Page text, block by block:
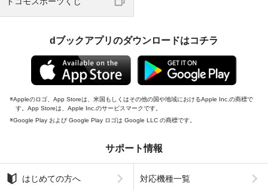
dブックアプリのダウンロードはコチラ
Appleのロゴ、App Storeは、米国もしくはその他の国や地域におけるApple Inc.の商標で
す。App Storeは、Apple Inc.のサービスマークです。
Google Play および Google Play ロゴは Google LLC の商標です。
サポート情報
はじめての方へ 対応機種一覧